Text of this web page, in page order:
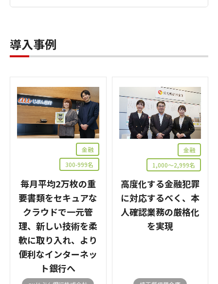
キュリティリスクに特化した提案が可能で
す。
導入事例
金融
300-999名
毎月平均2万枚の重
要書類をセキュアな
クラウドで一元管
理、新しい技術を柔
軟に取り入れ、より
便利なインターネッ
ト銀行へ
金融
1,000～2,999名
高度化する金融犯罪
に対応するべく、本
人確認業務の厳格化
を実現